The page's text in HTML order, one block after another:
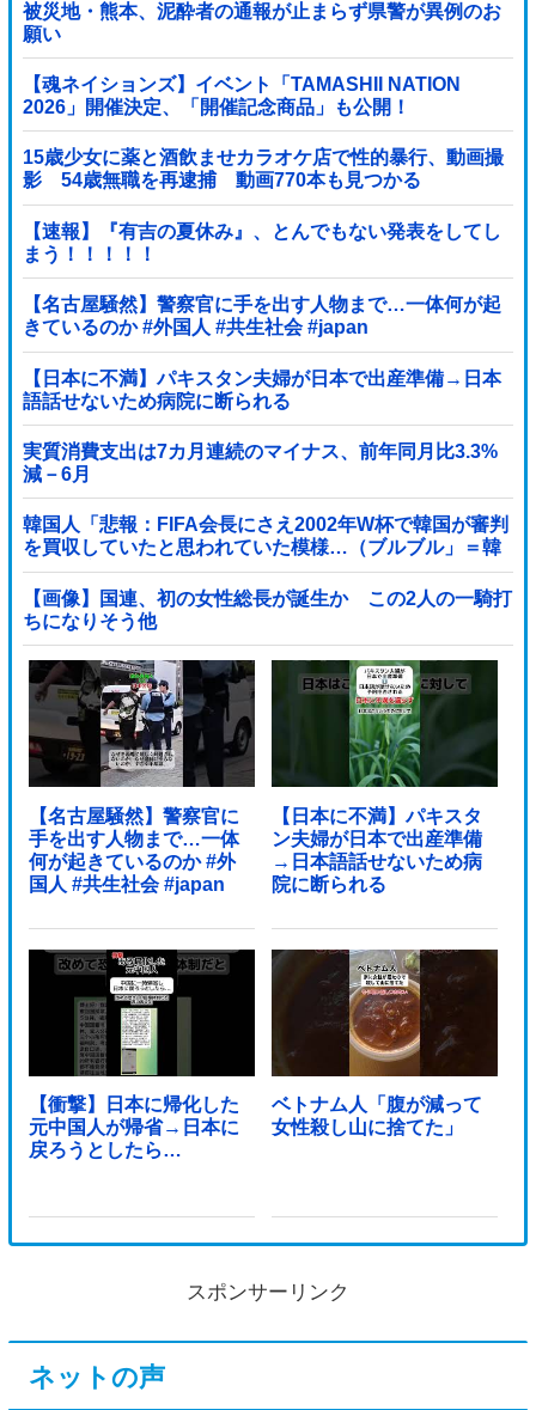
被災地・熊本、泥酔者の通報が止まらず県警が異例のお
願い
【魂ネイションズ】イベント「TAMASHII NATION
2026」開催決定、「開催記念商品」も公開！
15歳少女に薬と酒飲ませカラオケ店で性的暴行、動画撮
影 54歳無職を再逮捕 動画770本も見つかる
【速報】『有吉の夏休み』、とんでもない発表をしてし
まう！！！！！
【名古屋騒然】警察官に手を出す人物まで…一体何が起
きているのか #外国人 #共生社会 #japan
【日本に不満】パキスタン夫婦が日本で出産準備→日本
語話せないため病院に断られる
実質消費支出は7カ月連続のマイナス、前年同月比3.3%
減－6月
韓国人「悲報：FIFA会長にさえ2002年W杯で韓国が審判
を買収していたと思われていた模様…（ブルブル」＝韓
国の反応
【画像】国連、初の女性総長が誕生か この2人の一騎打
ちになりそう他
【名古屋騒然】警察官に
手を出す人物まで…一体
何が起きているのか #外
国人 #共生社会 #japan
【日本に不満】パキスタ
ン夫婦が日本で出産準備
→日本語話せないため病
院に断られる
【衝撃】日本に帰化した
元中国人が帰省→日本に
戻ろうとしたら…
ベトナム人「腹が減って
女性殺し山に捨てた」
スポンサーリンク
ネットの声